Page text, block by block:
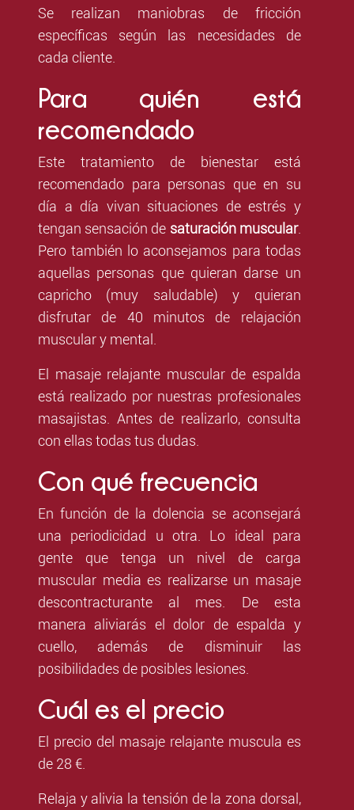
Se realizan maniobras de fricción
específicas según las necesidades de
cada cliente.
Para quién está
recomendado
Este tratamiento de bienestar está
recomendado para personas que en su
día a día vivan situaciones de estrés y
tengan sensación de saturación muscular.
Pero también lo aconsejamos para todas
aquellas personas que quieran darse un
capricho (muy saludable) y quieran
disfrutar de 40 minutos de relajación
muscular y mental.
El masaje relajante muscular de espalda
está realizado por nuestras profesionales
masajistas. Antes de realizarlo, consulta
con ellas todas tus dudas.
Con qué frecuencia
En función de la dolencia se aconsejará
una periodicidad u otra. Lo ideal para
gente que tenga un nivel de carga
muscular media es realizarse un masaje
descontracturante al mes. De esta
manera aliviarás el dolor de espalda y
cuello, además de disminuir las
posibilidades de posibles lesiones.
Cuál es el precio
El precio del masaje relajante muscula es
de 28 €.
Relaja y alivia la tensión de la zona dorsal,